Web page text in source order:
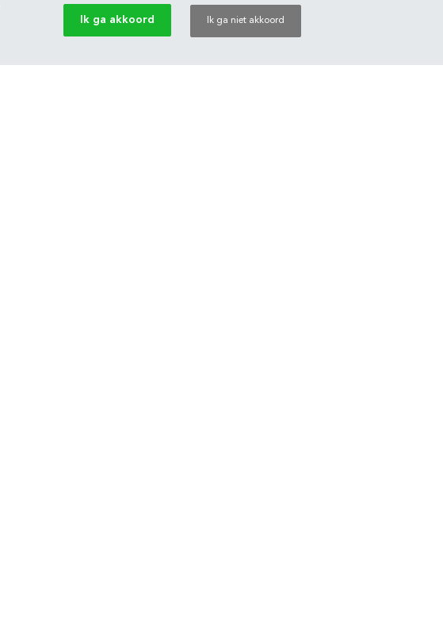
Ik ga akkoord Ik ga niet akkoord